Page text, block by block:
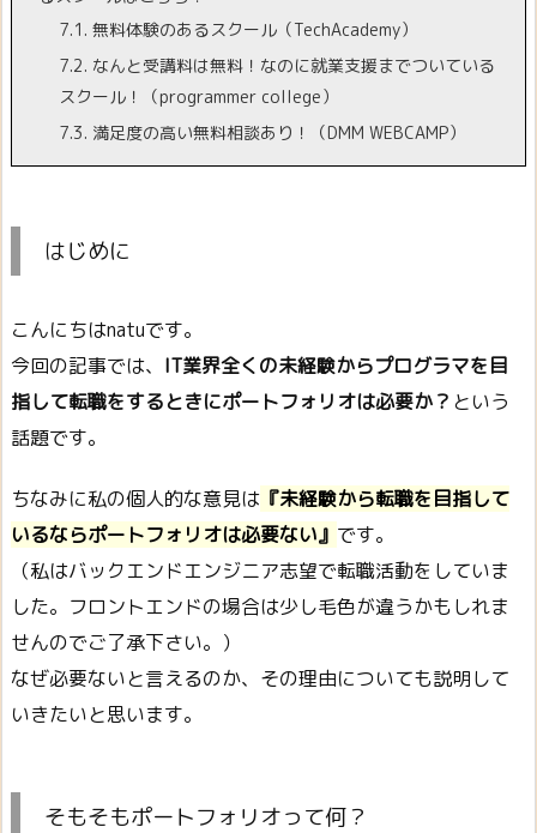
7.1. 無料体験のあるスクール（TechAcademy）
7.2. なんと受講料は無料！なのに就業支援までついている
スクール！（programmer college）
7.3. 満足度の高い無料相談あり！（DMM WEBCAMP）
はじめに
こんにちはnatuです。
今回の記事では、 IT業界全くの未経験からプログラマを目
指して転職をするときにポートフォリオは必要か？ という
話題です。
ちなみに私の個人的な意見は 『未経験から転職を目指して
いるならポートフォリオは必要ない』 です。
（私はバックエンドエンジニア志望で転職活動をしていま
した。フロントエンドの場合は少し毛色が違うかもしれま
せんのでご了承下さい。）
なぜ必要ないと言えるのか、その理由についても説明して
いきたいと思います。
そもそもポートフォリオって何？